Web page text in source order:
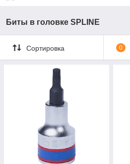
Биты в головке SPLINE
Сортировка 0